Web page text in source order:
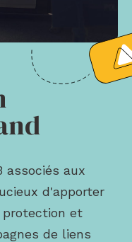
associés aux
d'apporter
protection et
de liens